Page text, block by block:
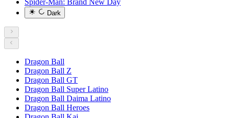
Spider-Man: Brand New Day
Dark
Dragon Ball
Dragon Ball Z
Dragon Ball GT
Dragon Ball Super Latino
Dragon Ball Daima Latino
Dragon Ball Heroes